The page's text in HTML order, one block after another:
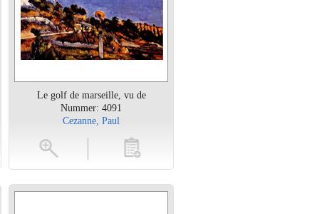
Le golf de marseille, vu de
Nummer: 4091
Cezanne, Paul
toevoegen